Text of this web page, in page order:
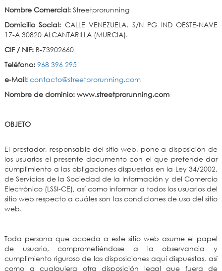
Nombre Comercial: Streetprorunning
Domicilio Social: CALLE VENEZUELA, S/N PG IND OESTE-NAVE
17-A 30820 ALCANTARILLA (MURCIA).
CIF / NIF: B-73902660
Teléfono: 968 396 295
e-Mail: contacto@streetprorunning.com
Nombre de dominio: www.streetprorunning.com
OBJETO
El prestador, responsable del sitio web, pone a disposición de
los usuarios el presente documento con el que pretende dar
cumplimiento a las obligaciones dispuestas en la Ley 34/2002,
de Servicios de la Sociedad de la Información y del Comercio
Electrónico (LSSI-CE), así como informar a todos los usuarios del
sitio web respecto a cuáles son las condiciones de uso del sitio
web.
Toda persona que acceda a este sitio web asume el papel
de usuario, comprometiéndose a la observancia y
cumplimiento riguroso de las disposiciones aquí dispuestas, así
como a cualquiera otra disposición legal que fuera de